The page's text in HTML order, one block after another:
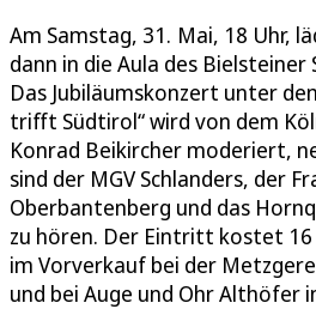
Am Samstag, 31. Mai, 18 Uhr,
dann in die Aula des Bielsteiner
Das Jubiläumskonzert unter
trifft Südtirol“ wird von dem
Konrad Beikircher moderiert,
sind der MGV Schlanders, der
Oberbantenberg und das
zu hören. Der Eintritt kostet
im Vorverkauf bei der
und bei Auge und Ohr Althöfer